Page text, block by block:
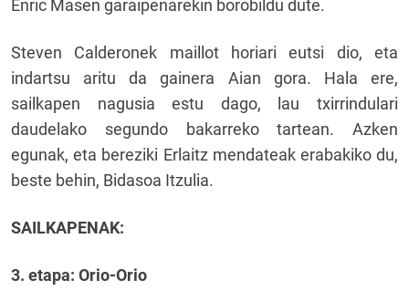
Enric Masen garaipenarekin borobildu dute.
Steven Calderonek maillot horiari eutsi dio, eta
indartsu aritu da gainera Aian gora. Hala ere,
sailkapen nagusia estu dago, lau txirrindulari
daudelako segundo bakarreko tartean. Azken
egunak, eta bereziki Erlaitz mendateak erabakiko du,
beste behin, Bidasoa Itzulia.
SAILKAPENAK:
3. etapa: Orio-Orio